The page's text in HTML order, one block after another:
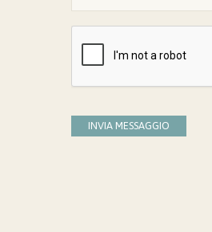
INVIA MESSAGGIO